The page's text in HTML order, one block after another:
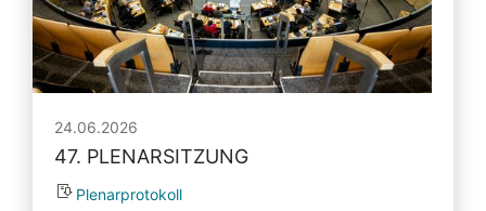
24.06.2026
47. PLENARSITZUNG
Plenarprotokoll